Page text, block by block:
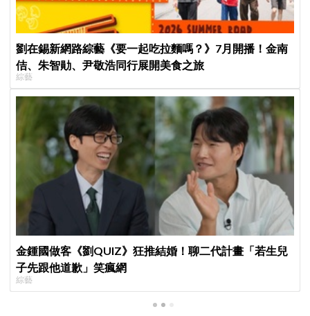
劉在錫新網路綜藝《要一起吃拉麵嗎？》7月開播！金南
佶、朱智勛、尹敬浩同行展開美食之旅
綜藝
金鍾國做客《劉QUIZ》狂推結婚！聊二代計畫「若生兒
子先跟他道歉」笑瘋網
綜藝